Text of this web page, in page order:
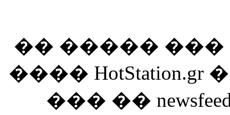
�� �����
����
��� ��